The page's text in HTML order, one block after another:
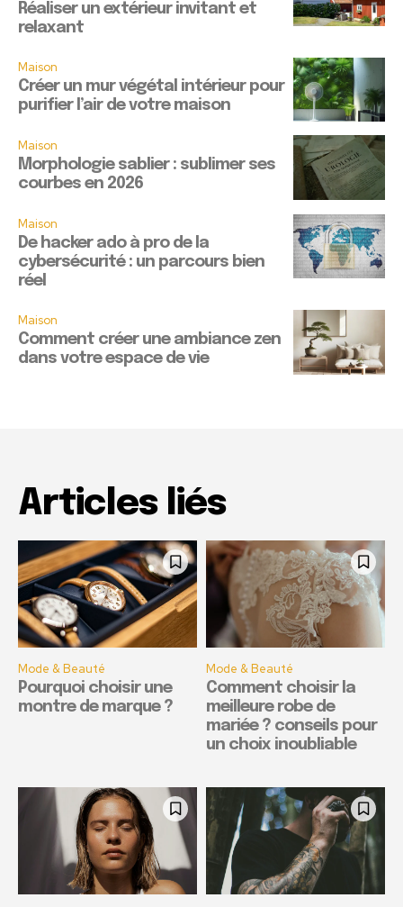
Réaliser un extérieur invitant et
relaxant
Maison
Créer un mur végétal intérieur pour
purifier l’air de votre maison
Maison
Morphologie sablier : sublimer ses
courbes en 2026
Maison
De hacker ado à pro de la
cybersécurité : un parcours bien
réel
Maison
Comment créer une ambiance zen
dans votre espace de vie
Articles liés
Mode & Beauté
Pourquoi choisir une
montre de marque ?
Mode & Beauté
Comment choisir la
meilleure robe de
mariée ? conseils pour
un choix inoubliable